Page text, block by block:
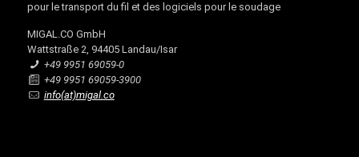
pour le transport du fil et des logiciels pour le soudage
MIGAL.CO GmbH
Wattstraße 2, 94405 Landau/Isar
+49 9951 69059-0
+49 9951 69059-3900
info(at)migal.co